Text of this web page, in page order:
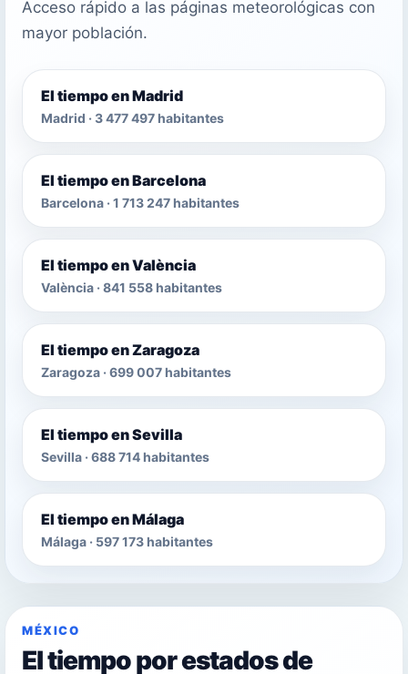
Acceso rápido a las páginas meteorológicas con
mayor población.
El tiempo en Madrid
Madrid · 3 477 497 habitantes
El tiempo en Barcelona
Barcelona · 1 713 247 habitantes
El tiempo en València
València · 841 558 habitantes
El tiempo en Zaragoza
Zaragoza · 699 007 habitantes
El tiempo en Sevilla
Sevilla · 688 714 habitantes
El tiempo en Málaga
Málaga · 597 173 habitantes
MÉXICO
El tiempo por estados de